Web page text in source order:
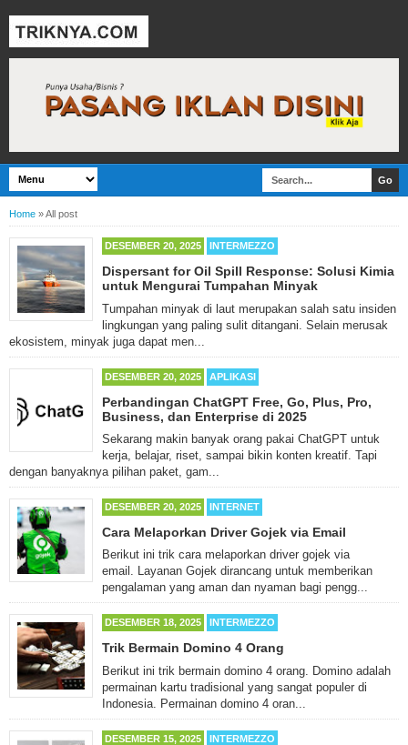
Home »All post
DESEMBER 20, 2025 INTERMEZZO
Dispersant for Oil Spill Response: Solusi Kimia
untuk Mengurai Tumpahan Minyak
Tumpahan minyak di laut merupakan salah satu insiden
lingkungan yang paling sulit ditangani. Selain merusak
ekosistem, minyak juga dapat men...
DESEMBER 20, 2025 APLIKASI
Perbandingan ChatGPT Free, Go, Plus, Pro,
Business, dan Enterprise di 2025
Sekarang makin banyak orang pakai ChatGPT untuk
kerja, belajar, riset, sampai bikin konten kreatif. Tapi
dengan banyaknya pilihan paket, gam...
DESEMBER 20, 2025 INTERNET
Cara Melaporkan Driver Gojek via Email
Berikut ini trik cara melaporkan driver gojek via
email. Layanan Gojek dirancang untuk memberikan
pengalaman yang aman dan nyaman bagi pengg...
DESEMBER 18, 2025 INTERMEZZO
Trik Bermain Domino 4 Orang
Berikut ini trik bermain domino 4 orang. Domino adalah
permainan kartu tradisional yang sangat populer di
Indonesia. Permainan domino 4 oran...
DESEMBER 15, 2025 INTERMEZZO